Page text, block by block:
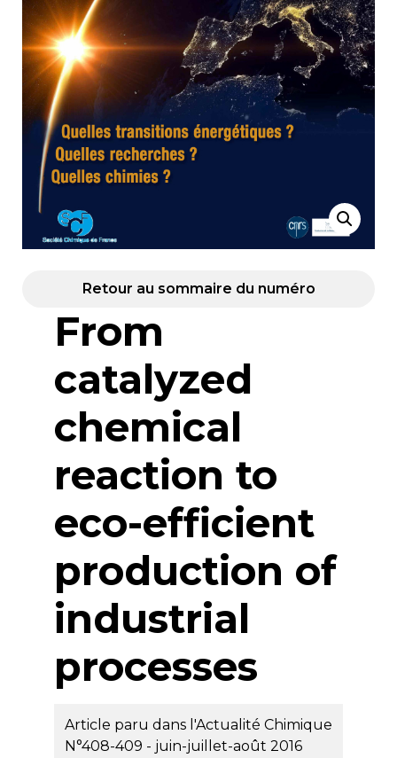
Retour au sommaire du numéro
From
catalyzed
chemical
reaction to
eco-efficient
production of
industrial
processes
Article paru dans l'Actualité Chimique
N°408-409 - juin-juillet-août 2016